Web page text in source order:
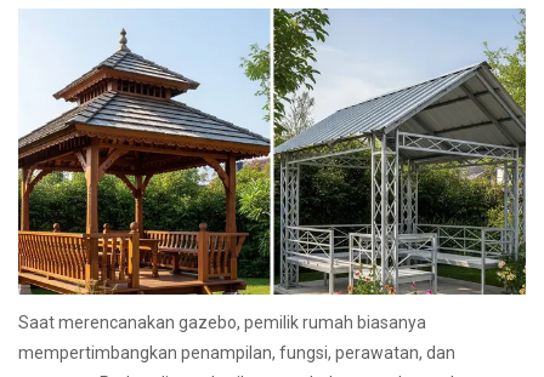
Saat merencanakan gazebo, pemilik rumah biasanya
mempertimbangkan penampilan, fungsi, perawatan, dan